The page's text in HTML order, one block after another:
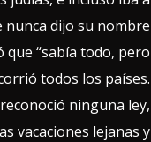
dijo su nombre.
“sabía todo, pero
todos los países.
ninguna ley,
vacaciones lejanas y